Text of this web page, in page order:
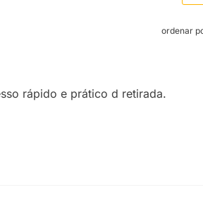
ordenar
rápido e prático d retirada.